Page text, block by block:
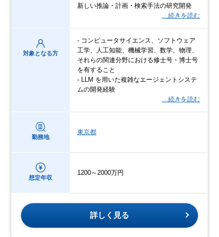
新しい推論・計画・検索手法の研究開発
…続きを読む
対象となる方
- コンピュータサイエンス、ソフトウェア
工学、人工知能、機械学習、数学、物理、
それらの関連分野における修士号・博士号
を有すること
- LLM を用いた複雑なエージェントシステ
ムの開発経験
…続きを読む
勤務地
東京都
想定年収
1200～2000万円
詳しく見る